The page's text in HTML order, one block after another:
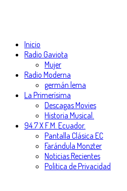
Inicio
Radio Gaviota
Mujer
Radio Moderna
germán lema
La Primerísima
Descagas Movies
Historia Musical.
94.7 X F.M. Ecuador.
Pantalla Clásica EC
Farándula Monzter
Noticias Recientes
Politica de Privacidad